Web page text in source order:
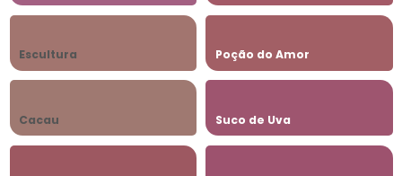
Escultura Poção do Amor
Cacau Suco de Uva